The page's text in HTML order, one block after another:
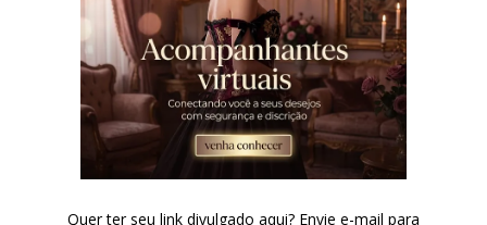
Quer ter seu link divulgado aqui? Envie e-mail para